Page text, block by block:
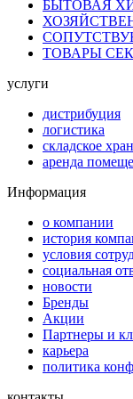
БЫТОВАЯ
ТОВАРЫ
услуги
дистрибуция
логистика
складское
аренда
Информация
о компании
история
условия
социальная
новости
Бренды
Акции
Партнеры и
карьера
политика